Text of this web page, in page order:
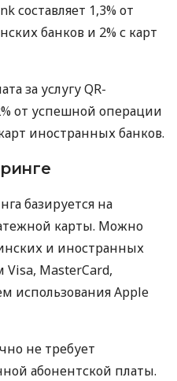
составляет 1,3% от
банков и 2% с карт
за услугу QR-
от успешной операции
иностранных банков.
базируется на
карты. Можно
и иностранных
MasterCard,
использования Apple
не требует
абонентской платы.